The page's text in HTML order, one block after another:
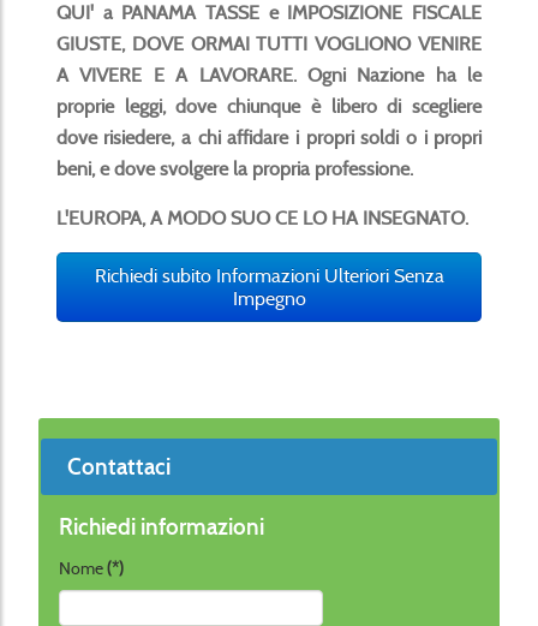
QUI' a PANAMA TASSE e IMPOSIZIONE FISCALE
GIUSTE, DOVE ORMAI TUTTI VOGLIONO VENIRE
A VIVERE E A LAVORARE. Ogni Nazione ha le
proprie leggi, dove chiunque è libero di scegliere
dove risiedere, a chi affidare i propri soldi o i propri
beni, e dove svolgere la propria professione.
L'EUROPA, A MODO SUO CE LO HA INSEGNATO.
Richiedi subito Informazioni Ulteriori Senza
Impegno
Contattaci
Richiedi informazioni
Nome(*)